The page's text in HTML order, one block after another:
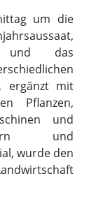
um die
und das
ergänzt mit
Pflanzen,
und
und
wurde den